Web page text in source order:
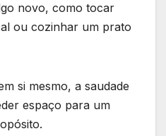
novo, como tocar
ou cozinhar um prato
si mesmo, a saudade
espaço para um